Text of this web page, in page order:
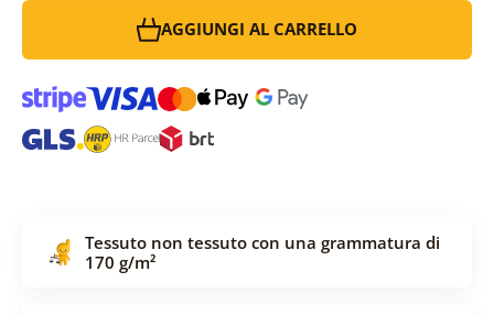
AGGIUNGI AL CARRELLO
Tessuto non tessuto con una grammatura di
170 g/m²